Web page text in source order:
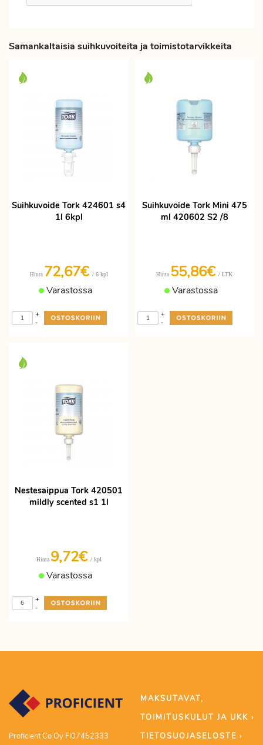
Samankaltaisia suihkuvoiteita ja toimistotarvikkeita
Suihkuvoide Tork 424601 s4
1l 6kpl
Hinta 72,67€ / 6 kpl
Varastossa
-
+
Suihkuvoide Tork Mini 475
ml 420602 S2 /8
Hinta 55,86€ / LTK
Varastossa
-
+
Nestesaippua Tork 420501
mildly scented s1 1l
Hinta 9,72€ / kpl
Varastossa
-
+
Proficient Co Oy FI07452333
MAKSUTAVAT,
TOIMITUSKULUT JA UKK ›
TIETOSUOJASELOSTE ›